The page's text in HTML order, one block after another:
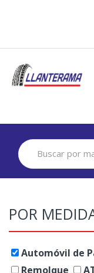
Search
for:
POR
Automóvil de
Remolque